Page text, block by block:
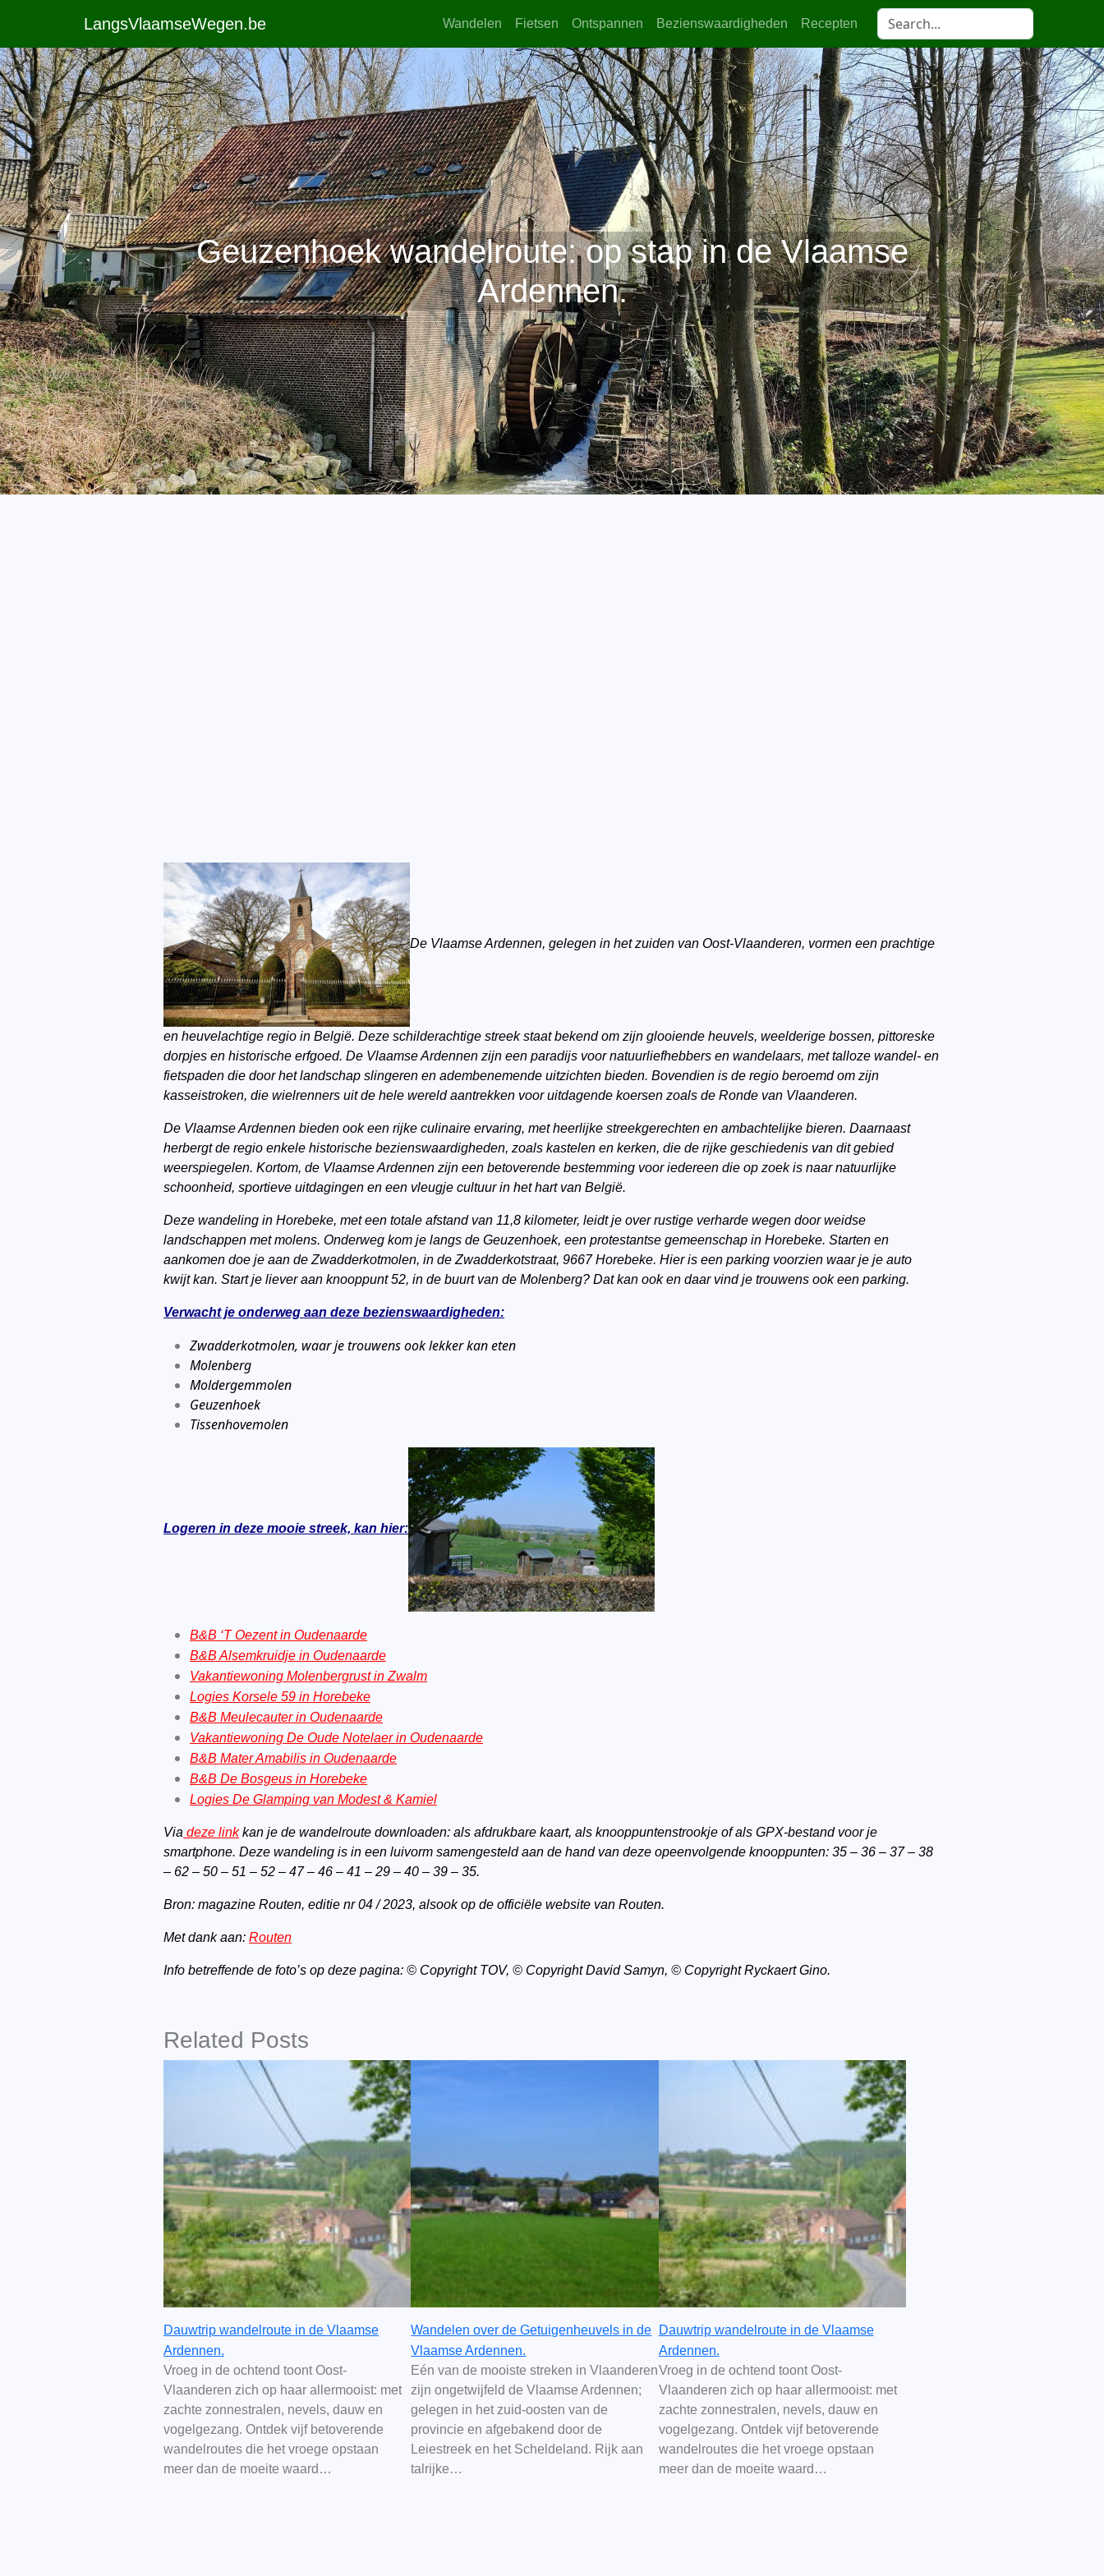
LangsVlaamseWegen.be Wandelen Fietsen Ontspannen Bezienswaardigheden Recepten
Geuzenhoek wandelroute: op stap in de Vlaamse
Ardennen.
De Vlaamse Ardennen, gelegen in het zuiden van Oost-Vlaanderen, vormen een prachtige
en heuvelachtige regio in België. Deze schilderachtige streek staat bekend om zijn glooiende heuvels, weelderige bossen, pittoreske
dorpjes en historische erfgoed. De Vlaamse Ardennen zijn een paradijs voor natuurliefhebbers en wandelaars, met talloze wandel- en
fietspaden die door het landschap slingeren en adembenemende uitzichten bieden. Bovendien is de regio beroemd om zijn
kasseistroken, die wielrenners uit de hele wereld aantrekken voor uitdagende koersen zoals de Ronde van Vlaanderen.
De Vlaamse Ardennen bieden ook een rijke culinaire ervaring, met heerlijke streekgerechten en ambachtelijke bieren. Daarnaast
herbergt de regio enkele historische bezienswaardigheden, zoals kastelen en kerken, die de rijke geschiedenis van dit gebied
weerspiegelen. Kortom, de Vlaamse Ardennen zijn een betoverende bestemming voor iedereen die op zoek is naar natuurlijke
schoonheid, sportieve uitdagingen en een vleugje cultuur in het hart van België.
Deze wandeling in Horebeke, met een totale afstand van 11,8 kilometer, leidt je over rustige verharde wegen door weidse
landschappen met molens. Onderweg kom je langs de Geuzenhoek, een protestantse gemeenschap in Horebeke. Starten en
aankomen doe je aan de Zwadderkotmolen, in de Zwadderkotstraat, 9667 Horebeke. Hier is een parking voorzien waar je je auto
kwijt kan. Start je liever aan knooppunt 52, in de buurt van de Molenberg? Dat kan ook en daar vind je trouwens ook een parking.
Verwacht je onderweg aan deze bezienswaardigheden:
Zwadderkotmolen, waar je trouwens ook lekker kan eten
Molenberg
Moldergemmolen
Geuzenhoek
Tissenhovemolen
Logeren in deze mooie streek, kan hier:
B&B ‘T Oezent in Oudenaarde
B&B Alsemkruidje in Oudenaarde
Vakantiewoning Molenbergrust in Zwalm
Logies Korsele 59 in Horebeke
B&B Meulecauter in Oudenaarde
Vakantiewoning De Oude Notelaer in Oudenaarde
B&B Mater Amabilis in Oudenaarde
B&B De Bosgeus in Horebeke
Logies De Glamping van Modest & Kamiel
Via deze linkkan je de wandelroute downloaden: als afdrukbare kaart, als knooppuntenstrookje of als GPX-bestand voor je
smartphone. Deze wandeling is in een luivorm samengesteld aan de hand van deze opeenvolgende knooppunten: 35 – 36 – 37 – 38
– 62 – 50 – 51 – 52 – 47 – 46 – 41 – 29 – 40 – 39 – 35.
Bron: magazine Routen, editie nr 04 / 2023, alsook op de officiële website van Routen.
Met dank aan: Routen
Info betreffende de foto’s op deze pagina: © Copyright TOV, © Copyright David Samyn, © Copyright Ryckaert Gino.
Related Posts
Dauwtrip wandelroute in de Vlaamse
Ardennen.
Vroeg in de ochtend toont Oost-
Vlaanderen zich op haar allermooist: met
zachte zonnestralen, nevels, dauw en
vogelgezang. Ontdek vijf betoverende
wandelroutes die het vroege opstaan
meer dan de moeite waard…
Wandelen over de Getuigenheuvels in de
Vlaamse Ardennen.
Eén van de mooiste streken in Vlaanderen
zijn ongetwijfeld de Vlaamse Ardennen;
gelegen in het zuid-oosten van de
provincie en afgebakend door de
Leiestreek en het Scheldeland. Rijk aan
talrijke…
Dauwtrip wandelroute in de Vlaamse
Ardennen.
Vroeg in de ochtend toont Oost-
Vlaanderen zich op haar allermooist: met
zachte zonnestralen, nevels, dauw en
vogelgezang. Ontdek vijf betoverende
wandelroutes die het vroege opstaan
meer dan de moeite waard…